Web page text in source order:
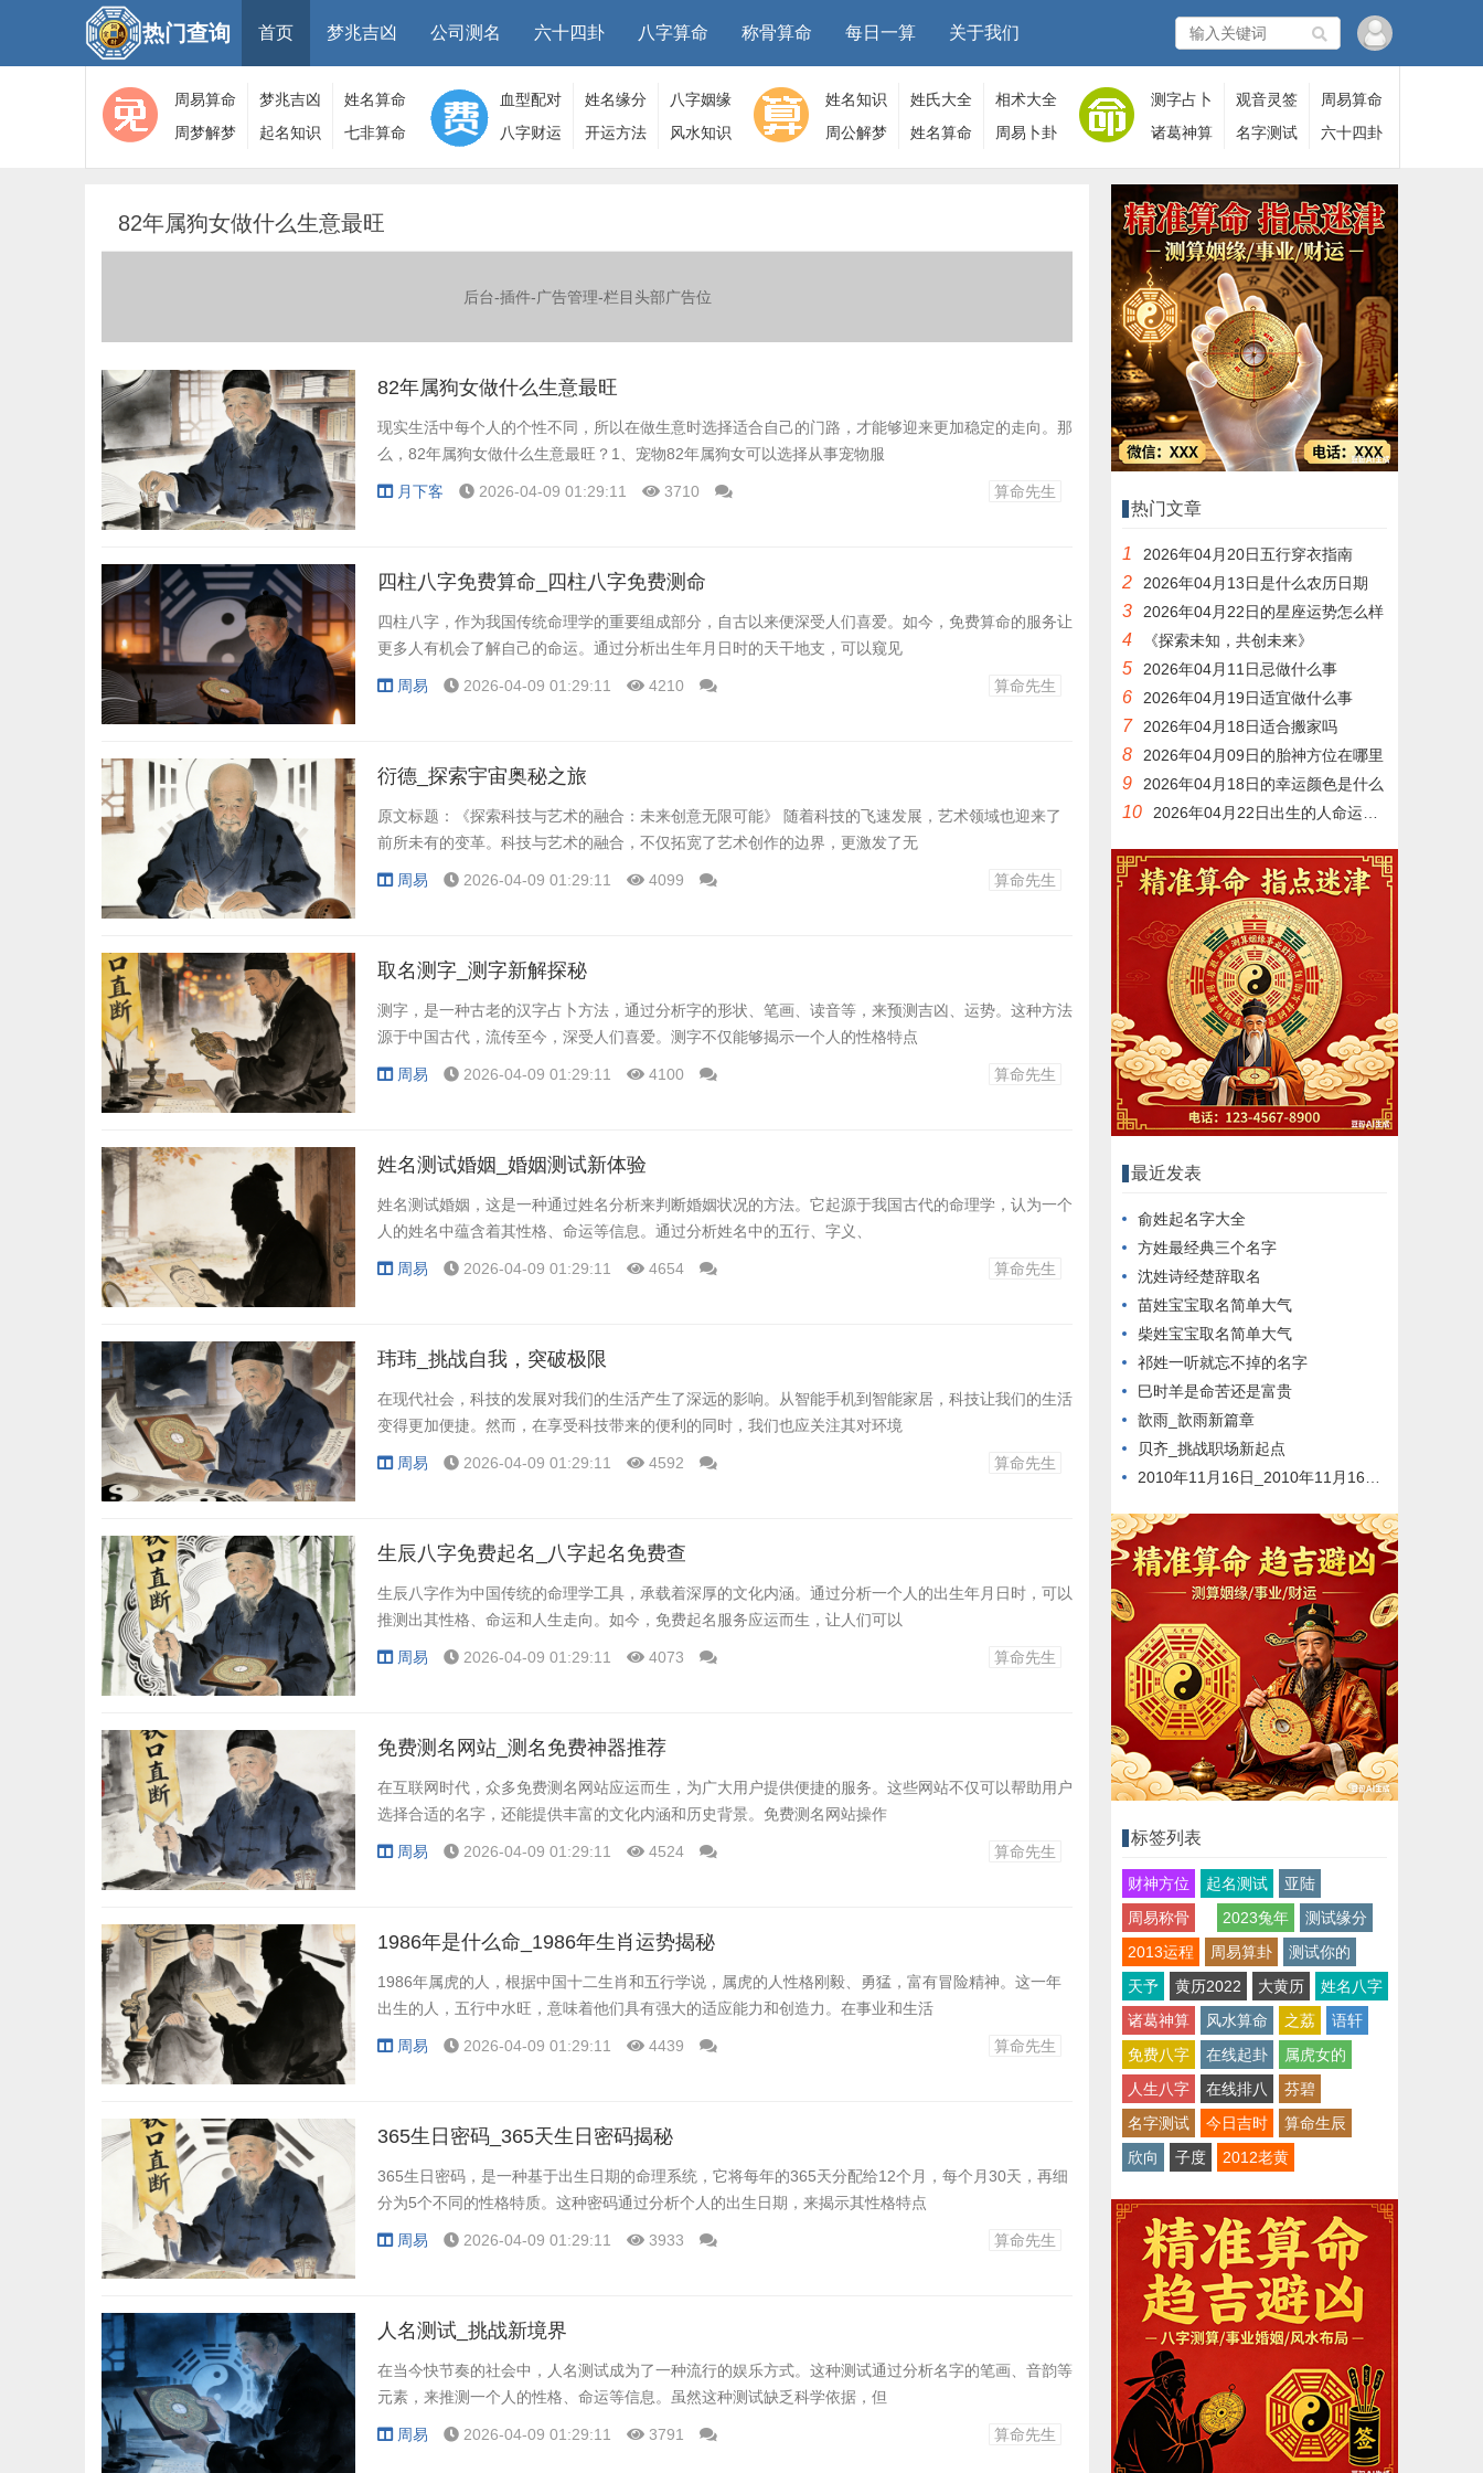
热门查询 首页 梦兆吉凶 公司测名 六十四卦 八字算命 称骨算命 每日一算 关于我们
周易算命 梦兆吉凶
姓名算命
周梦解梦
大全
起名知识
算命
七非算命
网
血型配对 姓名缘分
八字姻缘
八字财运
开运方法 风水知识
姓名知识 姓氏大全
相术大全
周公解梦
姓名算命 周易卜卦
测字占卜 观音灵签
周易算命
诸葛神算
名字测试 六十四卦
82年属狗女做什么生意最旺
后台-插件-广告管理-栏目头部广告位
82年属狗女做什么生意最旺
现实生活中每个人的个性不同，所以在做生意时选择适合自己的门路，才能够迎来更加稳定的走向。那
么，82年属狗女做什么生意最旺？1、宠物82年属狗女可以选择从事宠物服
月下客 2026-04-09 01:29:11 3710 算命先生
四柱八字免费算命_四柱八字免费测命
四柱八字，作为我国传统命理学的重要组成部分，自古以来便深受人们喜爱。如今，免费算命的服务让
更多人有机会了解自己的命运。通过分析出生年月日时的天干地支，可以窥见
周易 2026-04-09 01:29:11 4210 算命先生
衍德_探索宇宙奥秘之旅
原文标题：《探索科技与艺术的融合：未来创意无限可能》 随着科技的飞速发展，艺术领域也迎来了
前所未有的变革。科技与艺术的融合，不仅拓宽了艺术创作的边界，更激发了无
周易 2026-04-09 01:29:11 4099 算命先生
取名测字_测字新解探秘
测字，是一种古老的汉字占卜方法，通过分析字的形状、笔画、读音等，来预测吉凶、运势。这种方法
源于中国古代，流传至今，深受人们喜爱。测字不仅能够揭示一个人的性格特点
周易 2026-04-09 01:29:11 4100 算命先生
姓名测试婚姻_婚姻测试新体验
姓名测试婚姻，这是一种通过姓名分析来判断婚姻状况的方法。它起源于我国古代的命理学，认为一个
人的姓名中蕴含着其性格、命运等信息。通过分析姓名中的五行、字义、
周易 2026-04-09 01:29:11 4654 算命先生
玮玮_挑战自我，突破极限
在现代社会，科技的发展对我们的生活产生了深远的影响。从智能手机到智能家居，科技让我们的生活
变得更加便捷。然而，在享受科技带来的便利的同时，我们也应关注其对环境
周易 2026-04-09 01:29:11 4592 算命先生
生辰八字免费起名_八字起名免费查
生辰八字作为中国传统的命理学工具，承载着深厚的文化内涵。通过分析一个人的出生年月日时，可以
推测出其性格、命运和人生走向。如今，免费起名服务应运而生，让人们可以
周易 2026-04-09 01:29:11 4073 算命先生
免费测名网站_测名免费神器推荐
在互联网时代，众多免费测名网站应运而生，为广大用户提供便捷的服务。这些网站不仅可以帮助用户
选择合适的名字，还能提供丰富的文化内涵和历史背景。免费测名网站操作
周易 2026-04-09 01:29:11 4524 算命先生
1986年是什么命_1986年生肖运势揭秘
1986年属虎的人，根据中国十二生肖和五行学说，属虎的人性格刚毅、勇猛，富有冒险精神。这一年
出生的人，五行中水旺，意味着他们具有强大的适应能力和创造力。在事业和生活
周易 2026-04-09 01:29:11 4439 算命先生
365生日密码_365天生日密码揭秘
365生日密码，是一种基于出生日期的命理系统，它将每年的365天分配给12个月，每个月30天，再细
分为5个不同的性格特质。这种密码通过分析个人的出生日期，来揭示其性格特点
周易 2026-04-09 01:29:11 3933 算命先生
人名测试_挑战新境界
在当今快节奏的社会中，人名测试成为了一种流行的娱乐方式。这种测试通过分析名字的笔画、音韵等
元素，来推测一个人的性格、命运等信息。虽然这种测试缺乏科学依据，但
周易 2026-04-09 01:29:11 3791 算命先生
热门文章
1 2026年04月20日五行穿衣指南
2 2026年04月13日是什么农历日期
3 2026年04月22日的星座运势怎么样
4 《探索未知，共创未来》
5 2026年04月11日忌做什么事
6 2026年04月19日适宜做什么事
7 2026年04月18日适合搬家吗
8 2026年04月09日的胎神方位在哪里
9 2026年04月18日的幸运颜色是什么
10 2026年04月22日出生的人命运如何
最近发表
俞姓起名字大全
方姓最经典三个名字
沈姓诗经楚辞取名
苗姓宝宝取名简单大气
柴姓宝宝取名简单大气
祁姓一听就忘不掉的名字
巳时羊是命苦还是富贵
歆雨_歆雨新篇章
贝齐_挑战职场新起点
2010年11月16日_2010年11月16日新闻回顾
标签列表
财神方位 起名测试
亚陆
周易称骨
2023兔年
测试缘分
2013运程
周易算卦
测试你的
天予
黄历2022 大黄历
姓名八字
诸葛神算
风水算命 之荔
语轩
免费八字
在线起卦
属虎女的
人生八字
在线排八
芬碧
名字测试
今日吉时
算命生辰
欣向
子度 2012老黄